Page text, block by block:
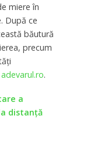
miere în
După ce
băutură
precum
adevarul.ro.
a
distanţă